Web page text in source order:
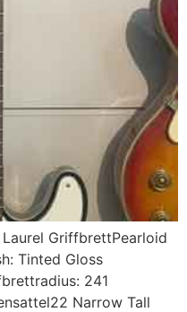
GriffbrettPearloid
Tinted Gloss
241
Narrow Tall